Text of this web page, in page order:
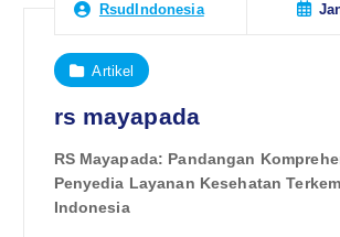
RsudIndonesia
Artikel
rs mayapada
RS Mayapada: Pandangan
Penyedia Layanan Kesehatan
Indonesia